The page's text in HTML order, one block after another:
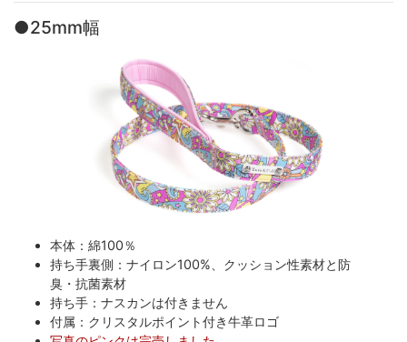
●25mm幅
本体：綿100％
持ち手裏側：ナイロン100%、クッション性素材と防
臭・抗菌素材
持ち手：ナスカンは付きません
付属：クリスタルポイント付き牛革ロゴ